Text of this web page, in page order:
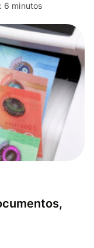
6 minutos